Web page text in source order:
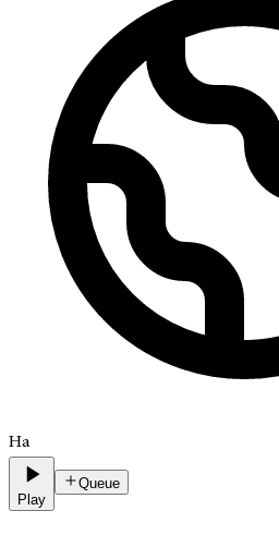
Ha
Play
Queue